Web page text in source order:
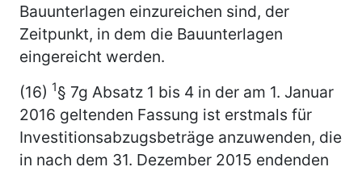
Bauunterlagen einzureichen sind, der
Zeitpunkt, in dem die Bauunterlagen
eingereicht werden.
(16) 1§ 7g Absatz 1 bis 4 in der am 1. Januar
2016 geltenden Fassung ist erstmals für
Investitionsabzugsbeträge anzuwenden, die
in nach dem 31. Dezember 2015 endenden